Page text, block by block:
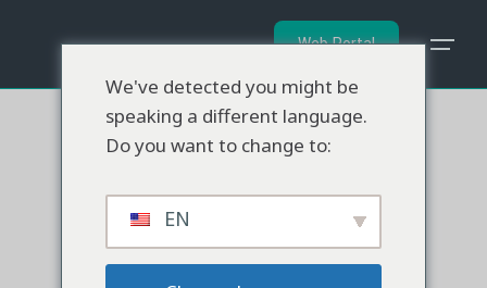
Web Portal
We've detected you might be
speaking a different language.
Do you want to change to:
EN